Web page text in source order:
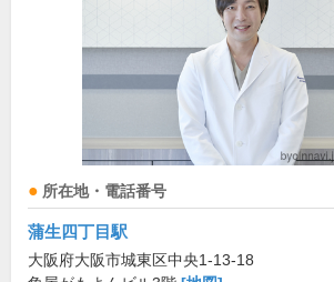
所在地・電話番号
蒲生四丁目駅
大阪府大阪市城東区中央1-13-18